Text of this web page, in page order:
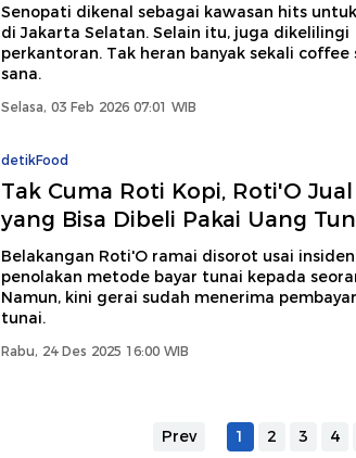
Senopati dikenal sebagai kawasan hits
di Jakarta Selatan. Selain itu, juga dikelilingi
perkantoran. Tak heran banyak sekali coffee
sana.
Selasa, 03 Feb 2026 07:01 WIB
detikFood
Tak Cuma Roti Kopi, Roti'O
yang Bisa Dibeli Pakai Uang
Belakangan Roti'O ramai disorot usai
penolakan metode bayar tunai kepada
Namun, kini gerai sudah menerima
tunai.
Rabu, 24 Des 2025 16:00 WIB
Prev 1 2 3 4